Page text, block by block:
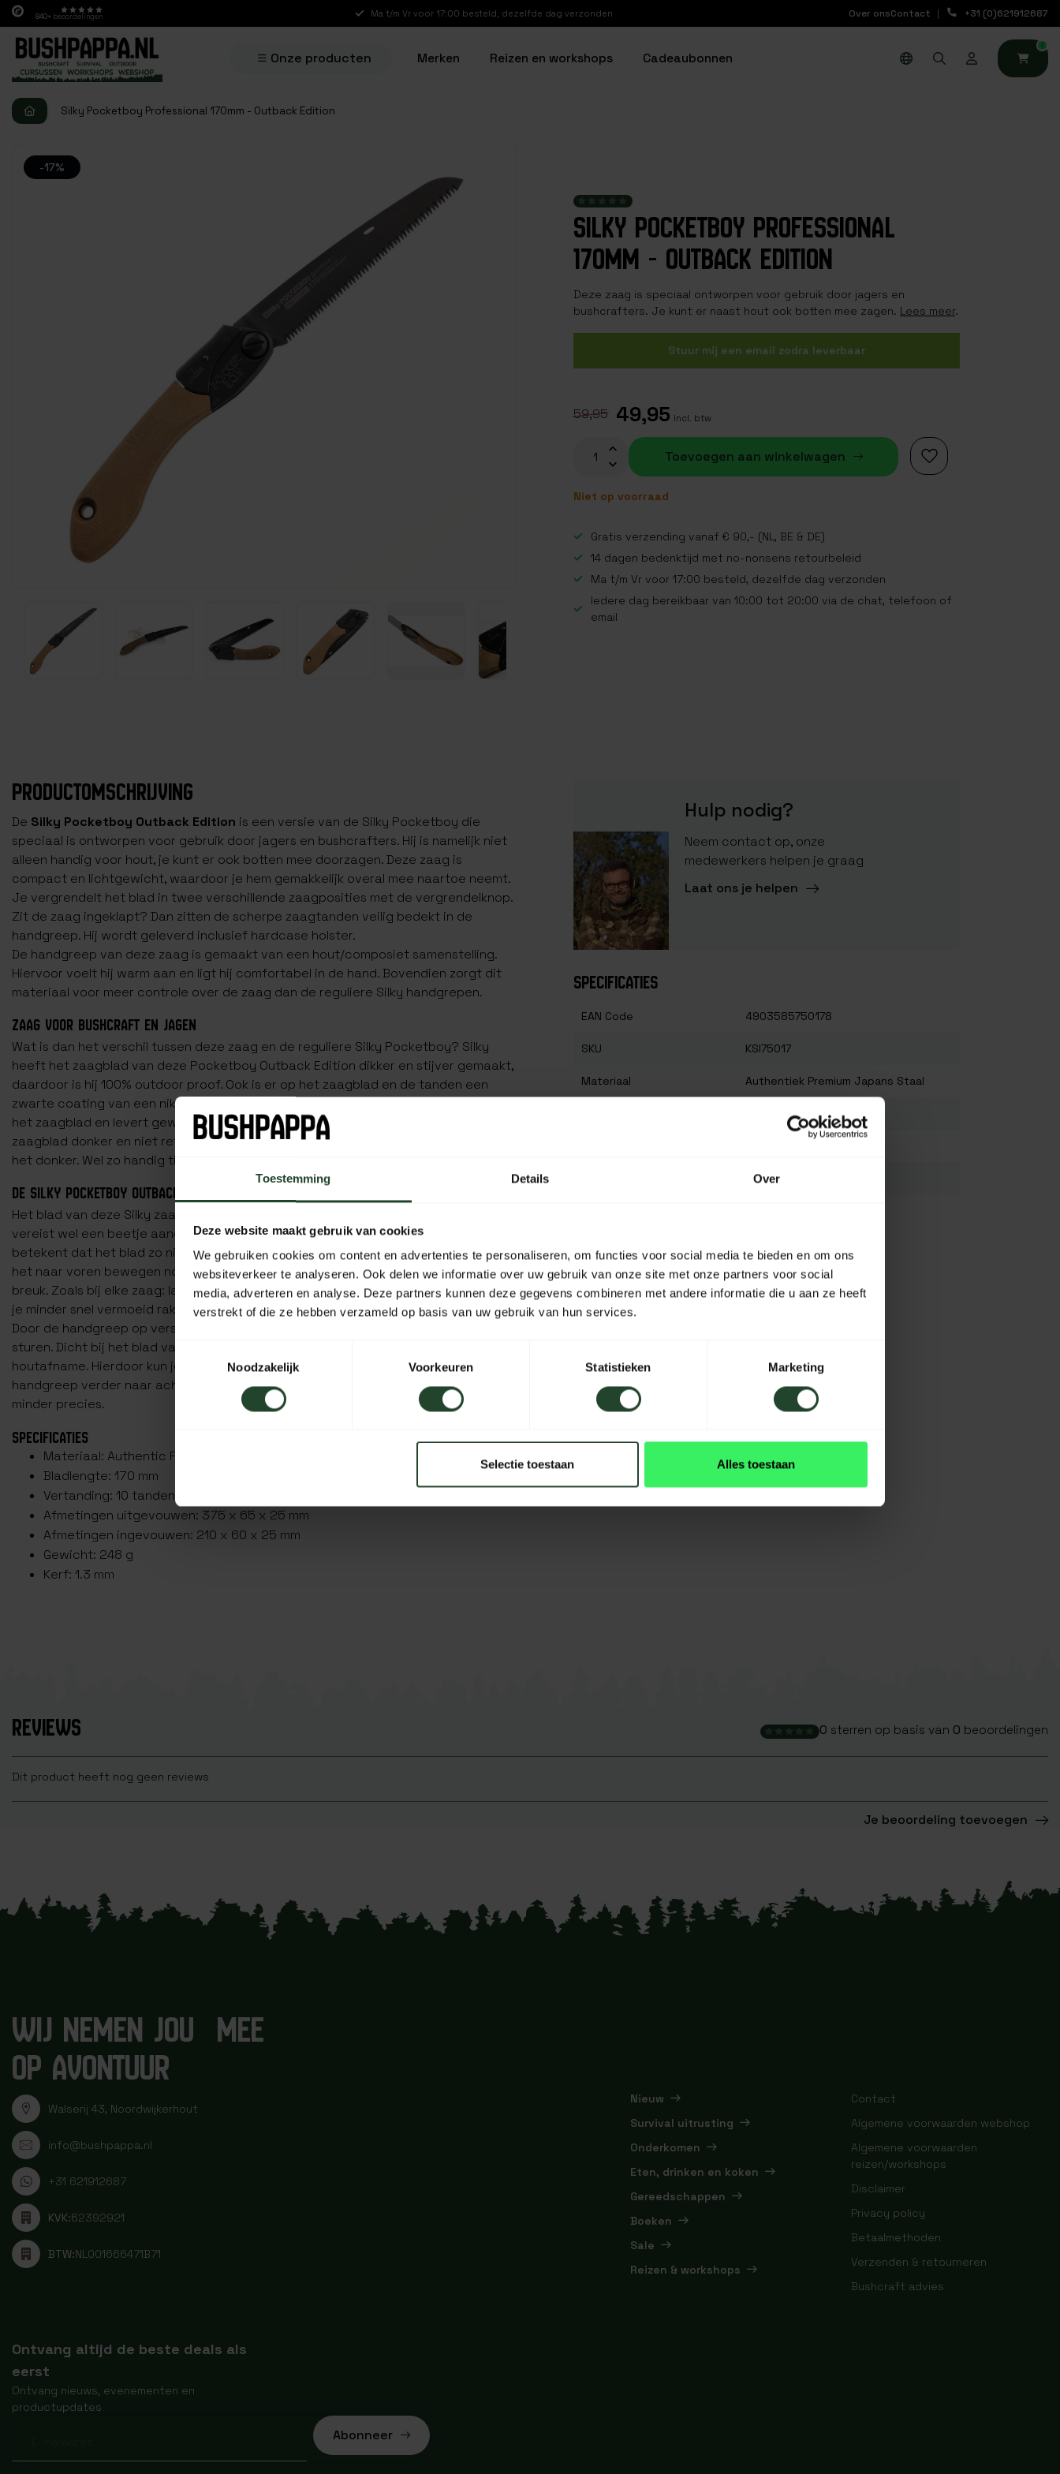
Toestemming Details Over
Deze website maakt gebruik van cookies
We gebruiken cookies om content en advertenties te personaliseren, om functies voor social media te bieden en om ons
websiteverkeer te analyseren. Ook delen we informatie over uw gebruik van onze site met onze partners voor social
media, adverteren en analyse. Deze partners kunnen deze gegevens combineren met andere informatie die u aan ze heeft
verstrekt of die ze hebben verzameld op basis van uw gebruik van hun services.
Toestemmingsselectie
Noodzakelijk
Voorkeuren Statistieken Marketing
Selectie toestaan Alles toestaan
840+ beoordelingen Ma t/m Vr voor 17:00 besteld, dezelfde dag verzonden Over onsContact +31 (0)621912687
Onze producten Merken Reizen en workshops Cadeaubonnen
0
Silky Pocketboy Professional 170mm - Outback Edition
-17%
SILKY POCKETBOY PROFESSIONAL
170MM - OUTBACK EDITION
Deze zaag is speciaal ontworpen voor gebruik door jagers en
bushcrafters. Je kunt er naast hout ook botten mee zagen. Lees meer.
Stuur mij een email zodra leverbaar
59,95 49,95 Incl. btw
Toevoegen aan winkelwagen
Niet op voorraad
Gratis verzending vanaf € 90,- (NL, BE & DE)
14 dagen bedenktijd met no-nonsens retourbeleid
Ma t/m Vr voor 17:00 besteld, dezelfde dag verzonden
Iedere dag bereikbaar van 10:00 tot 20:00 via de chat, telefoon of
email
PRODUCTOMSCHRIJVING
De Silky Pocketboy Outback Edition is een versie van de Silky Pocketboy die
speciaal is ontworpen voor gebruik door jagers en bushcrafters. Hij is namelijk niet
alleen handig voor hout, je kunt er ook botten mee doorzagen. Deze zaag is
compact en lichtgewicht, waardoor je hem gemakkelijk overal mee naartoe neemt.
Je vergrendelt het blad in twee verschillende zaagposities met de vergrendelknop.
Zit de zaag ingeklapt? Dan zitten de scherpe zaagtanden veilig bedekt in de
handgreep. Hij wordt geleverd inclusief hardcase holster.
De handgreep van deze zaag is gemaakt van een hout/composiet samenstelling.
Hiervoor voelt hij warm aan en ligt hij comfortabel in de hand. Bovendien zorgt dit
materiaal voor meer controle over de zaag dan de reguliere Silky handgrepen.
ZAAG VOOR BUSHCRAFT EN JAGEN
Wat is dan het verschil tussen deze zaag en de reguliere Silky Pocketboy? Silky
heeft het zaagblad van deze Pocketboy Outback Edition dikker en stijver gemaakt,
daardoor is hij 100% outdoor proof. Ook is er op het zaagblad en de tanden een
zwarte coating van een nikkel/tin mix aangebracht. Dit verlengd de levensduur van
het zaagblad en levert geweldige zaagprestaties. Bovendien is de kleur van het
zaagblad donker en niet reflecterend, waardoor je minder goed zichtbaar bent in
het donker. Wel zo handig tijdens het jagen.
DE SILKY POCKETBOY OUTBACK EDITION GEBRUIKEN
Het blad van deze Silky zaag is erg hard. Hierdoor zaagt hij als geen ander, maar het
vereist wel een beetje aandacht tijdens gebruik. Deze zaag is een trekzaag. Dit
betekent dat het blad zo niet kan buigen tijdens gebruik. Let er op dat het blad bij
het naar voren bewegen nooit geforceerd wordt. Hierdoor loop je het risico op
breuk. Zoals bij elke zaag: laat de zaag het werk doen en forceer niets. Hierdoor zul
je minder snel vermoeid raken en het komt de levensduur van de zaag ten goede.
Door de handgreep op verschillende punten vast te houden kun je de houtafname
sturen. Dicht bij het blad vasthouden betekent weinig druk op het blad en geringe
houtafname. Hierdoor kun je erg gericht en precies zagen. Wanneer je de
handgreep verder naar achter vasthoudt is de druk groter en zaag je sneller, maar
minder precies.
SPECIFICATIES
Materiaal: Authentic Premium Japanese Steel
Bladlengte: 170 mm
Vertanding: 10 tanden per 30 mm
Afmetingen uitgevouwen: 375 x 65 x 25 mm
Afmetingen ingevouwen: 210 x 60 x 25 mm
Gewicht: 248 g
Kerf: 1.3 mm
Hulp nodig?
Neem contact op, onze
medewerkers helpen je graag
Laat ons je helpen
SPECIFICATIES
EAN Code 4903585750178
SKU KSI75017
Materiaal Authentiek Premium Japans Staal
37,5/21 cm
2,5 cm
REVIEWS 0 sterren op basis van 0 beoordelingen
Dit product heeft nog geen reviews
Je beoordeling toevoegen
WIJ NEMEN JOU MEE
OP AVONTUUR
Walserij 43, Noordwijkerhout
info@bushpappa.nl
+31 621912687
KVK:62392921
BTW:NL001666471B71
Nieuw
Survival uitrusting
Onderkomen
Eten, drinken en koken
Gereedschappen
Boeken
Sale
Reizen & workshops
Contact
Algemene voorwaarden webshop
Algemene voorwaarden
reizen/workshops
Disclaimer
Privacy policy
Betaalmethoden
Verzenden & retourneren
Bushcraft advies
Ontvang altijd de beste deals als
eerst
Ontvang nieuws, evenementen en
productupdates
Abonneer